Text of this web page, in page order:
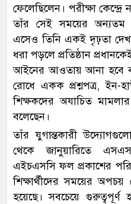
ফেলেছিলেন। পরীক্ষা
তাঁর সেই সময়ের অন্যতম
এসেও তিনি একই দৃঢ়তা
ধরা পড়লে প্রতিষ্ঠান
আইনের আওতায় আনা হবে
রোধে একক প্রশ্নপত্র, ইন-
শিক্ষকদের অযাচিত
বলেছেন।
তাঁর যুগান্তকারী
থেকে জানুয়ারিতে
এইচএসসি ফল প্রকাশের
শিক্ষার্থীদের সময়ের
হয়েছে। সবচেয়ে